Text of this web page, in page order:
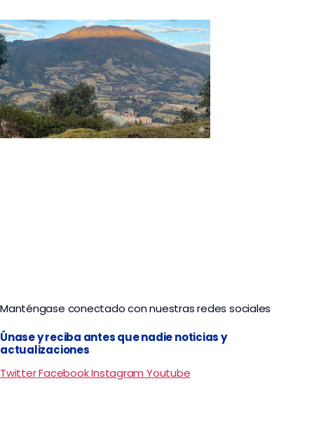
Manténgase conectado con nuestras redes sociales
Únase y reciba antes que nadie noticias y
actualizaciones
TwitterFacebookInstagram Youtube